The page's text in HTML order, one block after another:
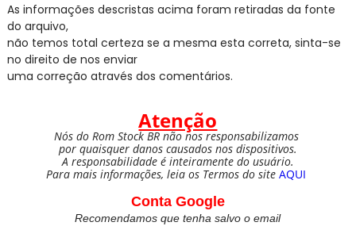
As informações descristas acima foram retiradas da fonte
do arquivo,
não temos total certeza se a mesma esta correta, sinta-se
no direito de nos enviar
uma correção através dos comentários.
Atenção
Nós do Rom Stock BR não nos responsabilizamos
por quaisquer danos causados nos dispositivos.
A responsabilidade é inteiramente do usuário.
Para mais informações, leia os Termos do site AQUI
Conta Google
Recomendamos que tenha salvo o email